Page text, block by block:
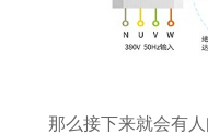
那么接下来就会有